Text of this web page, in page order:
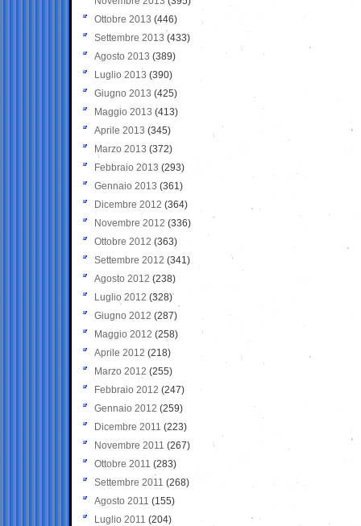
Ottobre 2013 (446)
Settembre 2013 (433)
Agosto 2013 (389)
Luglio 2013 (390)
Giugno 2013 (425)
Maggio 2013 (413)
Aprile 2013 (345)
Marzo 2013 (372)
Febbraio 2013 (293)
Gennaio 2013 (361)
Dicembre 2012 (364)
Novembre 2012 (336)
Ottobre 2012 (363)
Settembre 2012 (341)
Agosto 2012 (238)
Luglio 2012 (328)
Giugno 2012 (287)
Maggio 2012 (258)
Aprile 2012 (218)
Marzo 2012 (255)
Febbraio 2012 (247)
Gennaio 2012 (259)
Dicembre 2011 (223)
Novembre 2011 (267)
Ottobre 2011 (283)
Settembre 2011 (268)
Agosto 2011 (155)
Luglio 2011 (204)